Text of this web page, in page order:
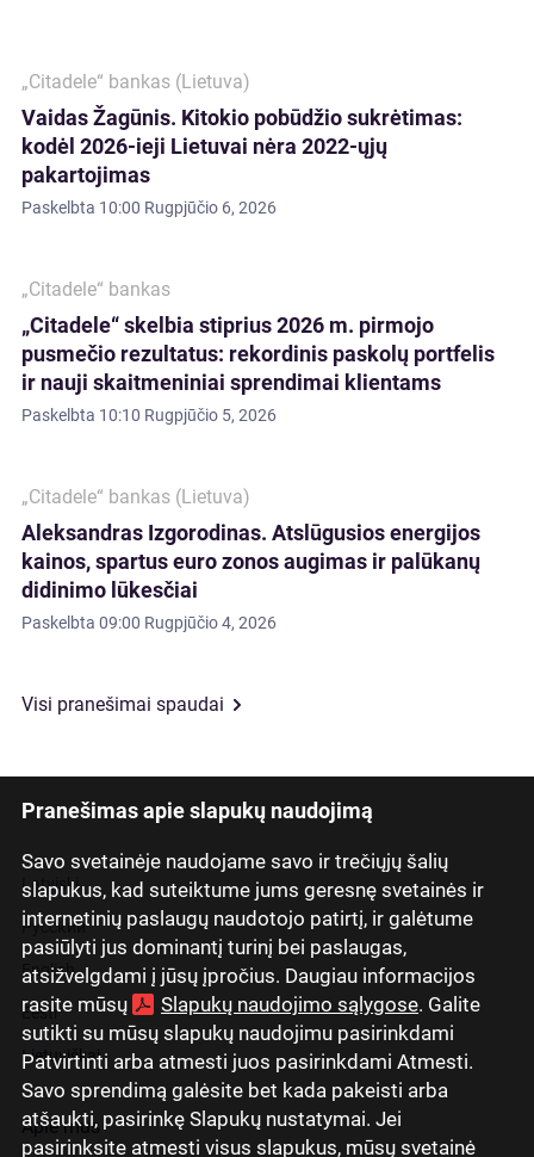
Pranešimas apie slapukų naudojimą
Savo svetainėje naudojame savo ir trečiųjų šalių
slapukus, kad suteiktume jums geresnę svetainės ir
internetinių paslaugų naudotojo patirtį, ir galėtume
pasiūlyti jus dominantį turinį bei paslaugas,
atsižvelgdami į jūsų įpročius. Daugiau informacijos
rasite mūsų
Slapukų naudojimo sąlygose. Galite
sutikti su mūsų slapukų naudojimu pasirinkdami
Patvirtinti arba atmesti juos pasirinkdami Atmesti.
Savo sprendimą galėsite bet kada pakeisti arba
atšaukti, pasirinkę Slapukų nustatymai. Jei
pasirinksite atmesti visus slapukus, mūsų svetainė
„Citadele“ bankas (Lietuva)
Vaidas Žagūnis. Kitokio pobūdžio sukrėtimas:
kodėl 2026-ieji Lietuvai nėra 2022-ųjų
pakartojimas
Paskelbta 10:00 Rugpjūčio 6, 2026
„Citadele“ bankas
„Citadele“ skelbia stiprius 2026 m. pirmojo
pusmečio rezultatus: rekordinis paskolų portfelis
ir nauji skaitmeniniai sprendimai klientams
Paskelbta 10:10 Rugpjūčio 5, 2026
„Citadele“ bankas (Lietuva)
Aleksandras Izgorodinas. Atslūgusios energijos
kainos, spartus euro zonos augimas ir palūkanų
didinimo lūkesčiai
Paskelbta 09:00 Rugpjūčio 4, 2026
Visi pranešimai spaudai
Latviski
Русский
English
Eesti
Lietuviškai
Apie mus